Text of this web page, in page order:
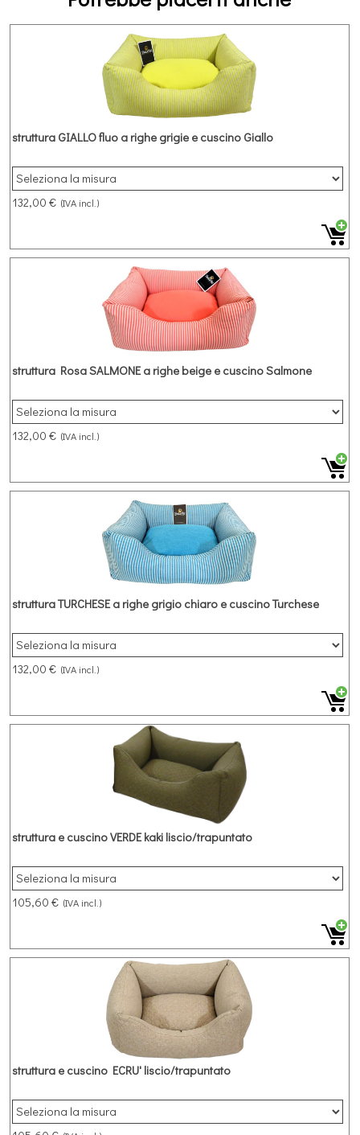
struttura GIALLO fluo a righe grigie e cuscino Giallo
132,00 € (IVA incl.)
struttura Rosa SALMONE a righe beige e cuscino Salmone
132,00 € (IVA incl.)
struttura TURCHESE a righe grigio chiaro e cuscino Turchese
132,00 € (IVA incl.)
struttura e cuscino VERDE kaki liscio/trapuntato
105,60 € (IVA incl.)
struttura e cuscino ECRU' liscio/trapuntato